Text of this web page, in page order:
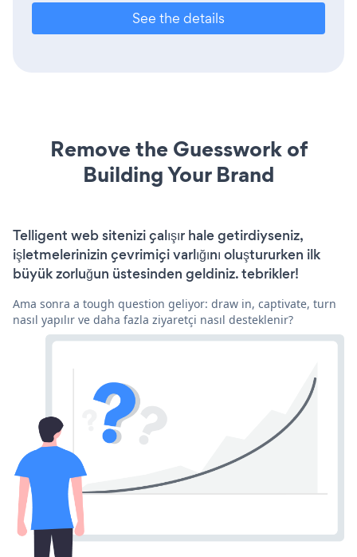
See the details
Remove the Guesswork of
Building Your Brand
Telligent web sitenizi çalışır hale getirdiyseniz,
işletmelerinizin çevrimiçi varlığını oluştururken ilk
büyük zorluğun üstesinden geldiniz. tebrikler!
Ama sonra a tough question geliyor: draw in, captivate, turn
nasıl yapılır ve daha fazla ziyaretçi nasıl desteklenir?